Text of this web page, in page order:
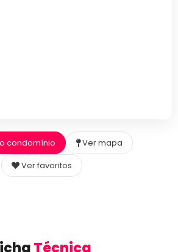
condomínio
Ver mapa
Ver favoritos